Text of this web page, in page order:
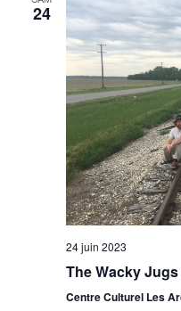
24
24 juin 2023
The Wacky
Centre Culturel Les